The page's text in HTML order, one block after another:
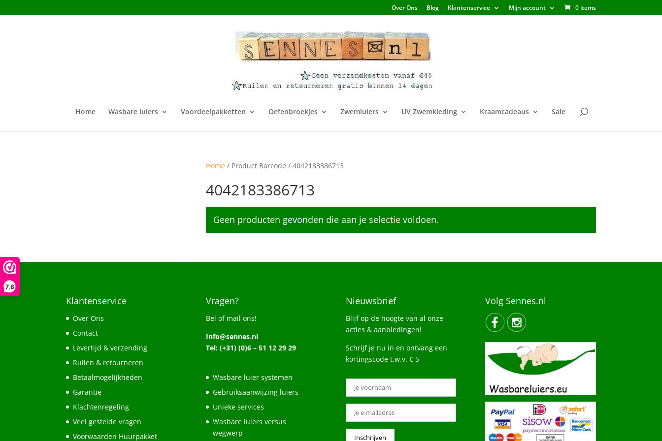
7,8
Over Ons Blog Klantenservice Mijn account 0 items
Home Wasbare luiers Voordeelpakketten Oefenbroekjes Zwemluiers UV Zwemkleding Kraamcadeaus Sale
Home/ Product Barcode / 4042183386713
4042183386713
Geen producten gevonden die aan je selectie voldoen.
Klantenservice
Over Ons
Contact
Levertijd & verzending
Ruilen & retourneren
Betaalmogelijkheden
Garantie
Klachtenregeling
Veel gestelde vragen
Voorwaarden Huurpakket
Vragen?
Bel of mail ons!
Info@sennes.nl
Tel: (+31) (0)6 – 51 12 29 29
Wasbare luier systemen
Gebruiksaanwijzing luiers
Unieke services
Wasbare luiers versus
wegwerp
Nieuwsbrief
Blijf op de hoogte van al onze
acties & aanbiedingen!
Schrijf je nu in en ontvang een
kortingscode t.w.v. € 5
Volg Sennes.nl